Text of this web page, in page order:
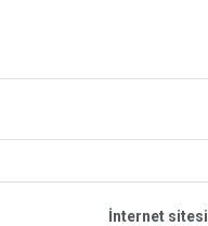
İnternet sitesi